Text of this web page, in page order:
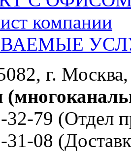
компании
г.
32-79 (Отдел
31-08